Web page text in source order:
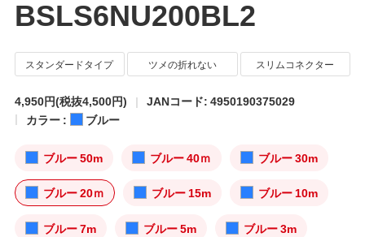
BSLS6NU200BL2
スタンダードタイプ ツメの折れない スリムコネクター
4,950円(税抜4,500円)
JANコード: 4950190375029
カラー :
ブルー
ブルー 50m ブルー 40ｍ ブルー 30m
ブルー 20ｍ ブルー 15m ブルー 10m
ブルー 7m ブルー 5m ブルー 3m